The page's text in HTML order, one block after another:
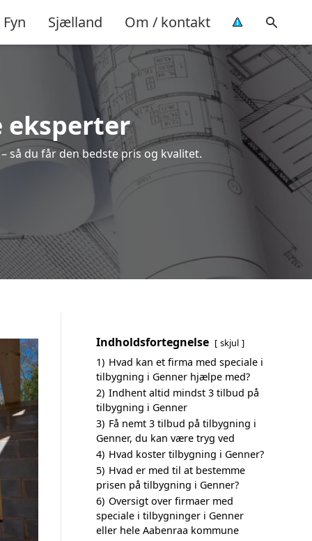
Fyn Sjælland Om / kontakt
eksperter
du får den bedste pris og kvalitet.
Indholdsfortegnelse skjul
1) Hvad kan et firma med speciale i
tilbygning i Genner hjælpe med?
2) Indhent altid mindst 3 tilbud på
tilbygning i Genner
3) Få nemt 3 tilbud på tilbygning i
Genner, du kan være tryg ved
4) Hvad koster tilbygning i Genner?
5) Hvad er med til at bestemme
prisen på tilbygning i Genner?
6) Oversigt over firmaer med
speciale i tilbygninger i Genner
eller hele Aabenraa kommune